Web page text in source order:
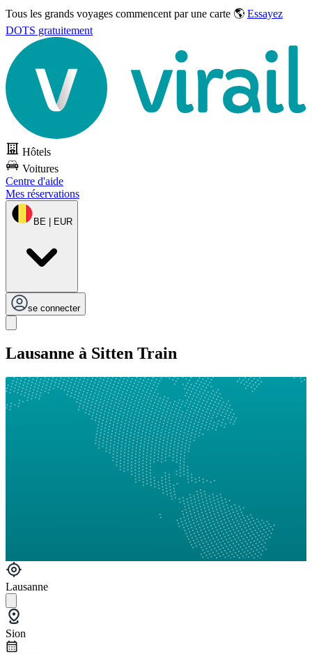
Tous les grands voyages commencent par une carte 🌎 Essayez
DOTS gratuitement
Hôtels
Voitures
Centre d'aide
Mes réservations
BE | EUR
se connecter
Lausanne à Sitten Train
Lausanne
Sion